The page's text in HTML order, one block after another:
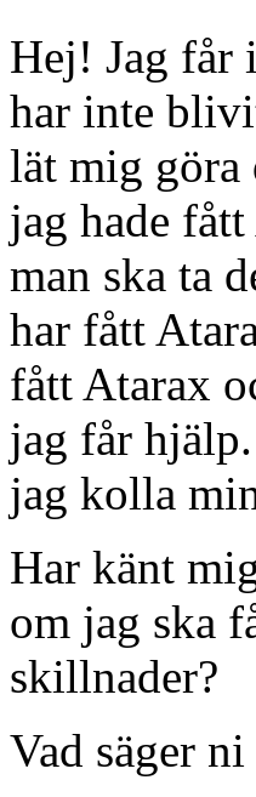
Hej! Jag får
har inte
lät mig göra
jag hade
man ska ta
har fått
fått Atarax
jag får
jag kolla
Har känt
om jag ska
skillnader?
Vad säger